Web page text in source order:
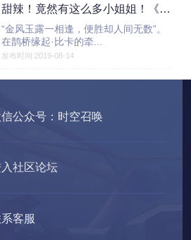
甜辣！竟然有这么多小姐姐！《时空召唤》夏日宝贝票选进入决赛冲刺，不要错过哦
“金风玉露一相逢，便胜却人间无数”。
在鹊桥缘起·比卡的牵...
发布时间:2019-08-14
公众号：时空召唤
社区论坛
客服